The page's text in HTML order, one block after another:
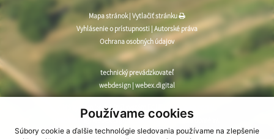
Používame cookies
Súbory cookie a ďalšie technológie sledovania používame na zlepšenie
Mapa stránok| Vytlačiť stránku
Vyhlásenie o prístupnosti | Autorské práva
Ochrana osobných údajov
technický prevádzkovateľ
webdesign | webex.digital
CMS systém (redakčný) systém ECHELON 2
webhosting ,webex.digital, domény,registrácia domény
spoločnosť webex.digital